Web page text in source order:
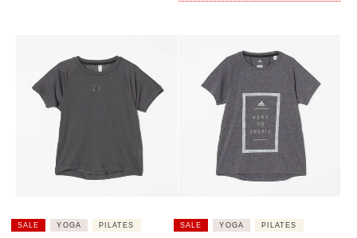
SALE YOGA PILATES SALE YOGA PILATES